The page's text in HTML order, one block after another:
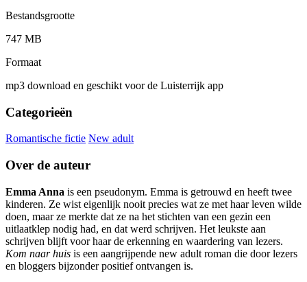
Bestandsgrootte
747 MB
Formaat
mp3 download en geschikt voor de Luisterrijk app
Categorieën
Romantische fictie New adult
Over de auteur
Emma Anna is een pseudonym. Emma is getrouwd en heeft twee
kinderen. Ze wist eigenlijk nooit precies wat ze met haar leven wilde
doen, maar ze merkte dat ze na het stichten van een gezin een
uitlaatklep nodig had, en dat werd schrijven. Het leukste aan
schrijven blijft voor haar de erkenning en waardering van lezers.
Kom naar huis is een aangrijpende new adult roman die door lezers
en bloggers bijzonder positief ontvangen is.